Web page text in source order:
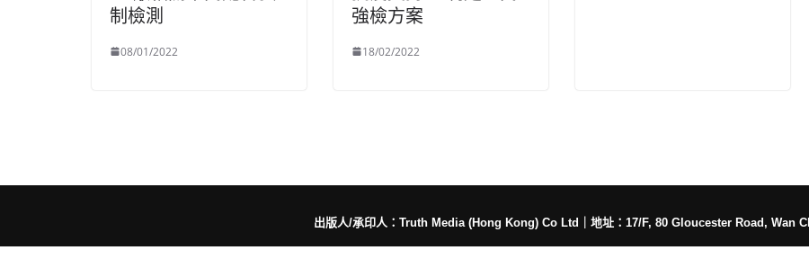
制檢測
08/01/2022
強檢方案
18/02/2022
出版人/承印人：Truth Media (Hong Kong) Co Ltd 地址：17/F, 80 Gloucester Road, Wan